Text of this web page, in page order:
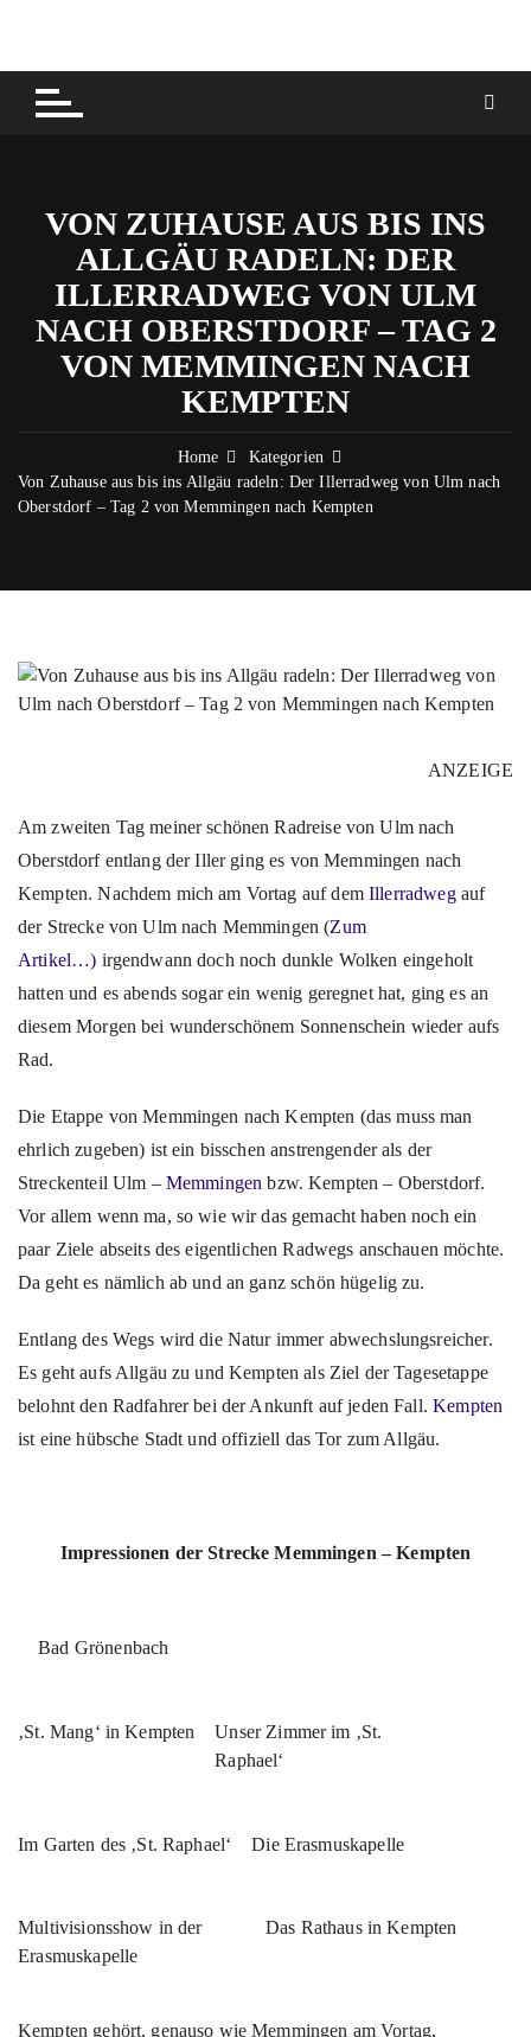
content
VON ZUHAUSE AUS BIS INS
ALLGÄU RADELN: DER
ILLERRADWEG VON ULM
NACH OBERSTDORF – TAG 2
VON MEMMINGEN NACH
KEMPTEN
Home
Kategorien
Von Zuhause aus bis ins Allgäu radeln: Der Illerradweg von Ulm nach
Oberstdorf – Tag 2 von Memmingen nach Kempten
ANZEIGE
Am zweiten Tag meiner schönen Radreise von Ulm nach
Oberstdorf entlang der Iller ging es von Memmingen nach
Kempten. Nachdem mich am Vortag auf dem Illerradweg auf
der Strecke von Ulm nach Memmingen (Zum
Artikel…) irgendwann doch noch dunkle Wolken eingeholt
hatten und es abends sogar ein wenig geregnet hat, ging es an
diesem Morgen bei wunderschönem Sonnenschein wieder aufs
Rad.
Die Etappe von Memmingen nach Kempten (das muss man
ehrlich zugeben) ist ein bisschen anstrengender als der
Streckenteil Ulm – Memmingenbzw. Kempten – Oberstdorf.
Vor allem wenn ma, so wie wir das gemacht haben noch ein
paar Ziele abseits des eigentlichen Radwegs anschauen möchte.
Da geht es nämlich ab und an ganz schön hügelig zu.
Entlang des Wegs wird die Natur immer abwechslungsreicher.
Es geht aufs Allgäu zu und Kempten als Ziel der Tagesetappe
belohnt den Radfahrer bei der Ankunft auf jeden Fall.Kempten
ist eine hübsche Stadt und offiziell das Tor zum Allgäu.
Impressionen der Strecke Memmingen – Kempten
Bad Grönenbach
‚St. Mang‘ in Kempten
Unser Zimmer im ‚St.
Raphael‘
Im Garten des ‚St. Raphael‘ Die Erasmuskapelle
Multivisionsshow in der
Erasmuskapelle
Das Rathaus in Kempten
Kempten gehört, genauso wie Memmingen am Vortag,